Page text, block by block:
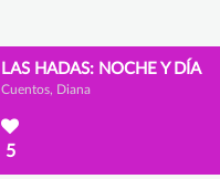
LAS HADAS: NOCHE Y DÍA
Cuentos, Diana
5